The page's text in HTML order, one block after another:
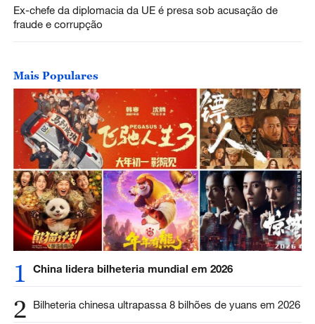
Ex-chefe da diplomacia da UE é presa sob acusação de
fraude e corrupção
Mais Populares
1 China lidera bilheteria mundial em 2026
2 Bilheteria chinesa ultrapassa 8 bilhões de yuans em 2026